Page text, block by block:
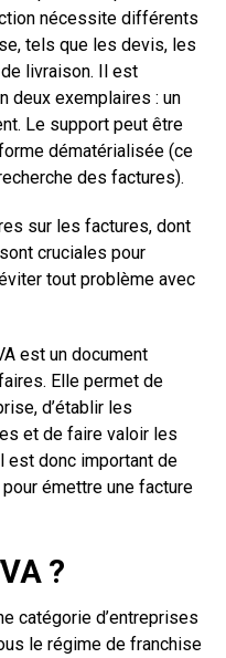
nécessite différents
tels que les devis, les
livraison. Il est
deux exemplaires : un
Le support peut être
dématérialisée (ce
des factures).
sur les factures, dont
cruciales pour
tout problème avec
est un document
Elle permet de
d’établir les
et de faire valoir les
est donc important de
émettre une facture
?
catégorie d’entreprises
le régime de franchise